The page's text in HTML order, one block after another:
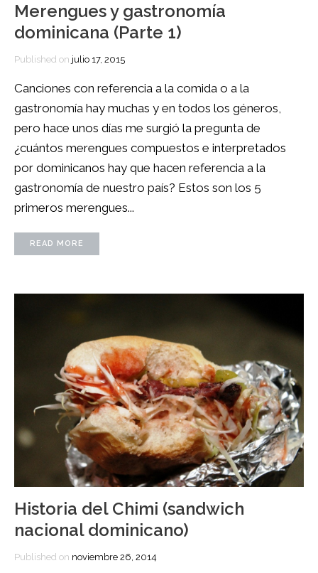
Merengues y gastronomía
dominicana (Parte 1)
Published on julio 17, 2015
Canciones con referencia a la comida o a la
gastronomía hay muchas y en todos los géneros,
pero hace unos días me surgió la pregunta de
¿cuántos merengues compuestos e interpretados
por dominicanos hay que hacen referencia a la
gastronomía de nuestro país? Estos son los 5
primeros merengues...
READ MORE
Historia del Chimi (sandwich
nacional dominicano)
Published on noviembre 26, 2014